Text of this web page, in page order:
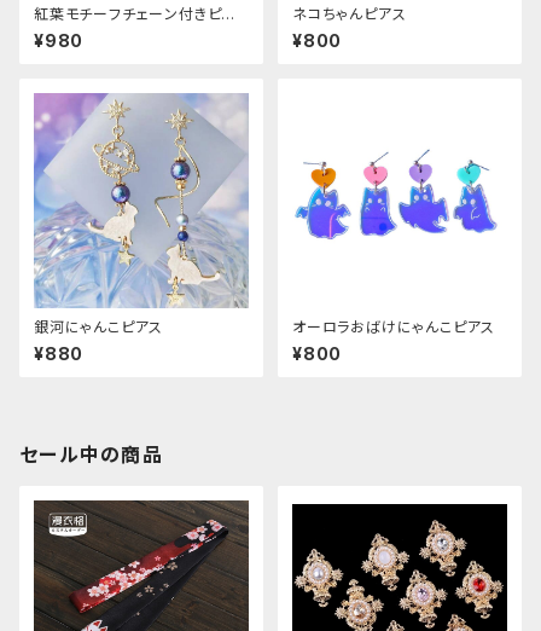
紅葉モチーフチェーン付きピア
ス
¥980
ネコちゃんピアス
¥800
銀河にゃんこピアス
¥880
オーロラおばけにゃんこピアス
¥800
セール中の商品